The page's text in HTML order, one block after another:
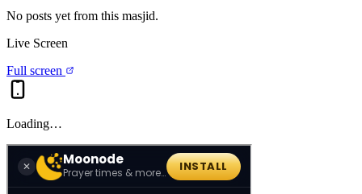
No posts yet from this masjid.
Live Screen
Full screen
Loading…